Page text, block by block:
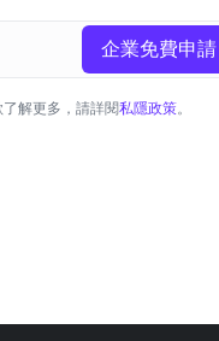
企業免費申請
解更多，請詳閱私隱政策。